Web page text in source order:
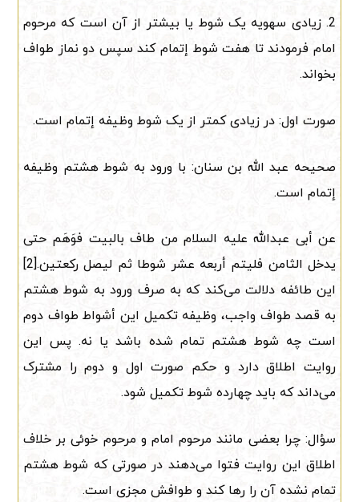
2. زیادی سهویه یک شوط یا بیشتر از آن است که مرحوم
امام فرمودند تا هفت شوط إتمام کند سپس دو نماز طواف
بخواند.
صورت اول: در زیادی کمتر از یک شوط وظیفه إتمام است.
صحیحه عبد الله بن سنان: با ورود به شوط هشتم وظیفه
إتمام است.
عن أبی عبدالله علیه السلام من طاف بالبیت فوَهَم حتی
یدخل الثامن فلیتم أربعه عشر شوطا ثم لیصل رکعتین.[2]
این طائفه دلالت می‌کند که به صرف ورود به شوط هشتم
به قصد طواف واجب، وظیفه تکمیل این أشواط طواف دوم
است چه شوط هشتم تمام شده باشد یا نه. پس این
روایت اطلاق دارد و حکم صورت اول و دوم را مشترک
می‌داند که باید چهارده شوط تکمیل شود.
سؤال: چرا بعضی مانند مرحوم امام و مرحوم خوئی بر خلاف
اطلاق این روایت فتوا می‌دهند در صورتی که شوط هشتم
تمام نشده آن را رها کند و طوافش مجزی است.